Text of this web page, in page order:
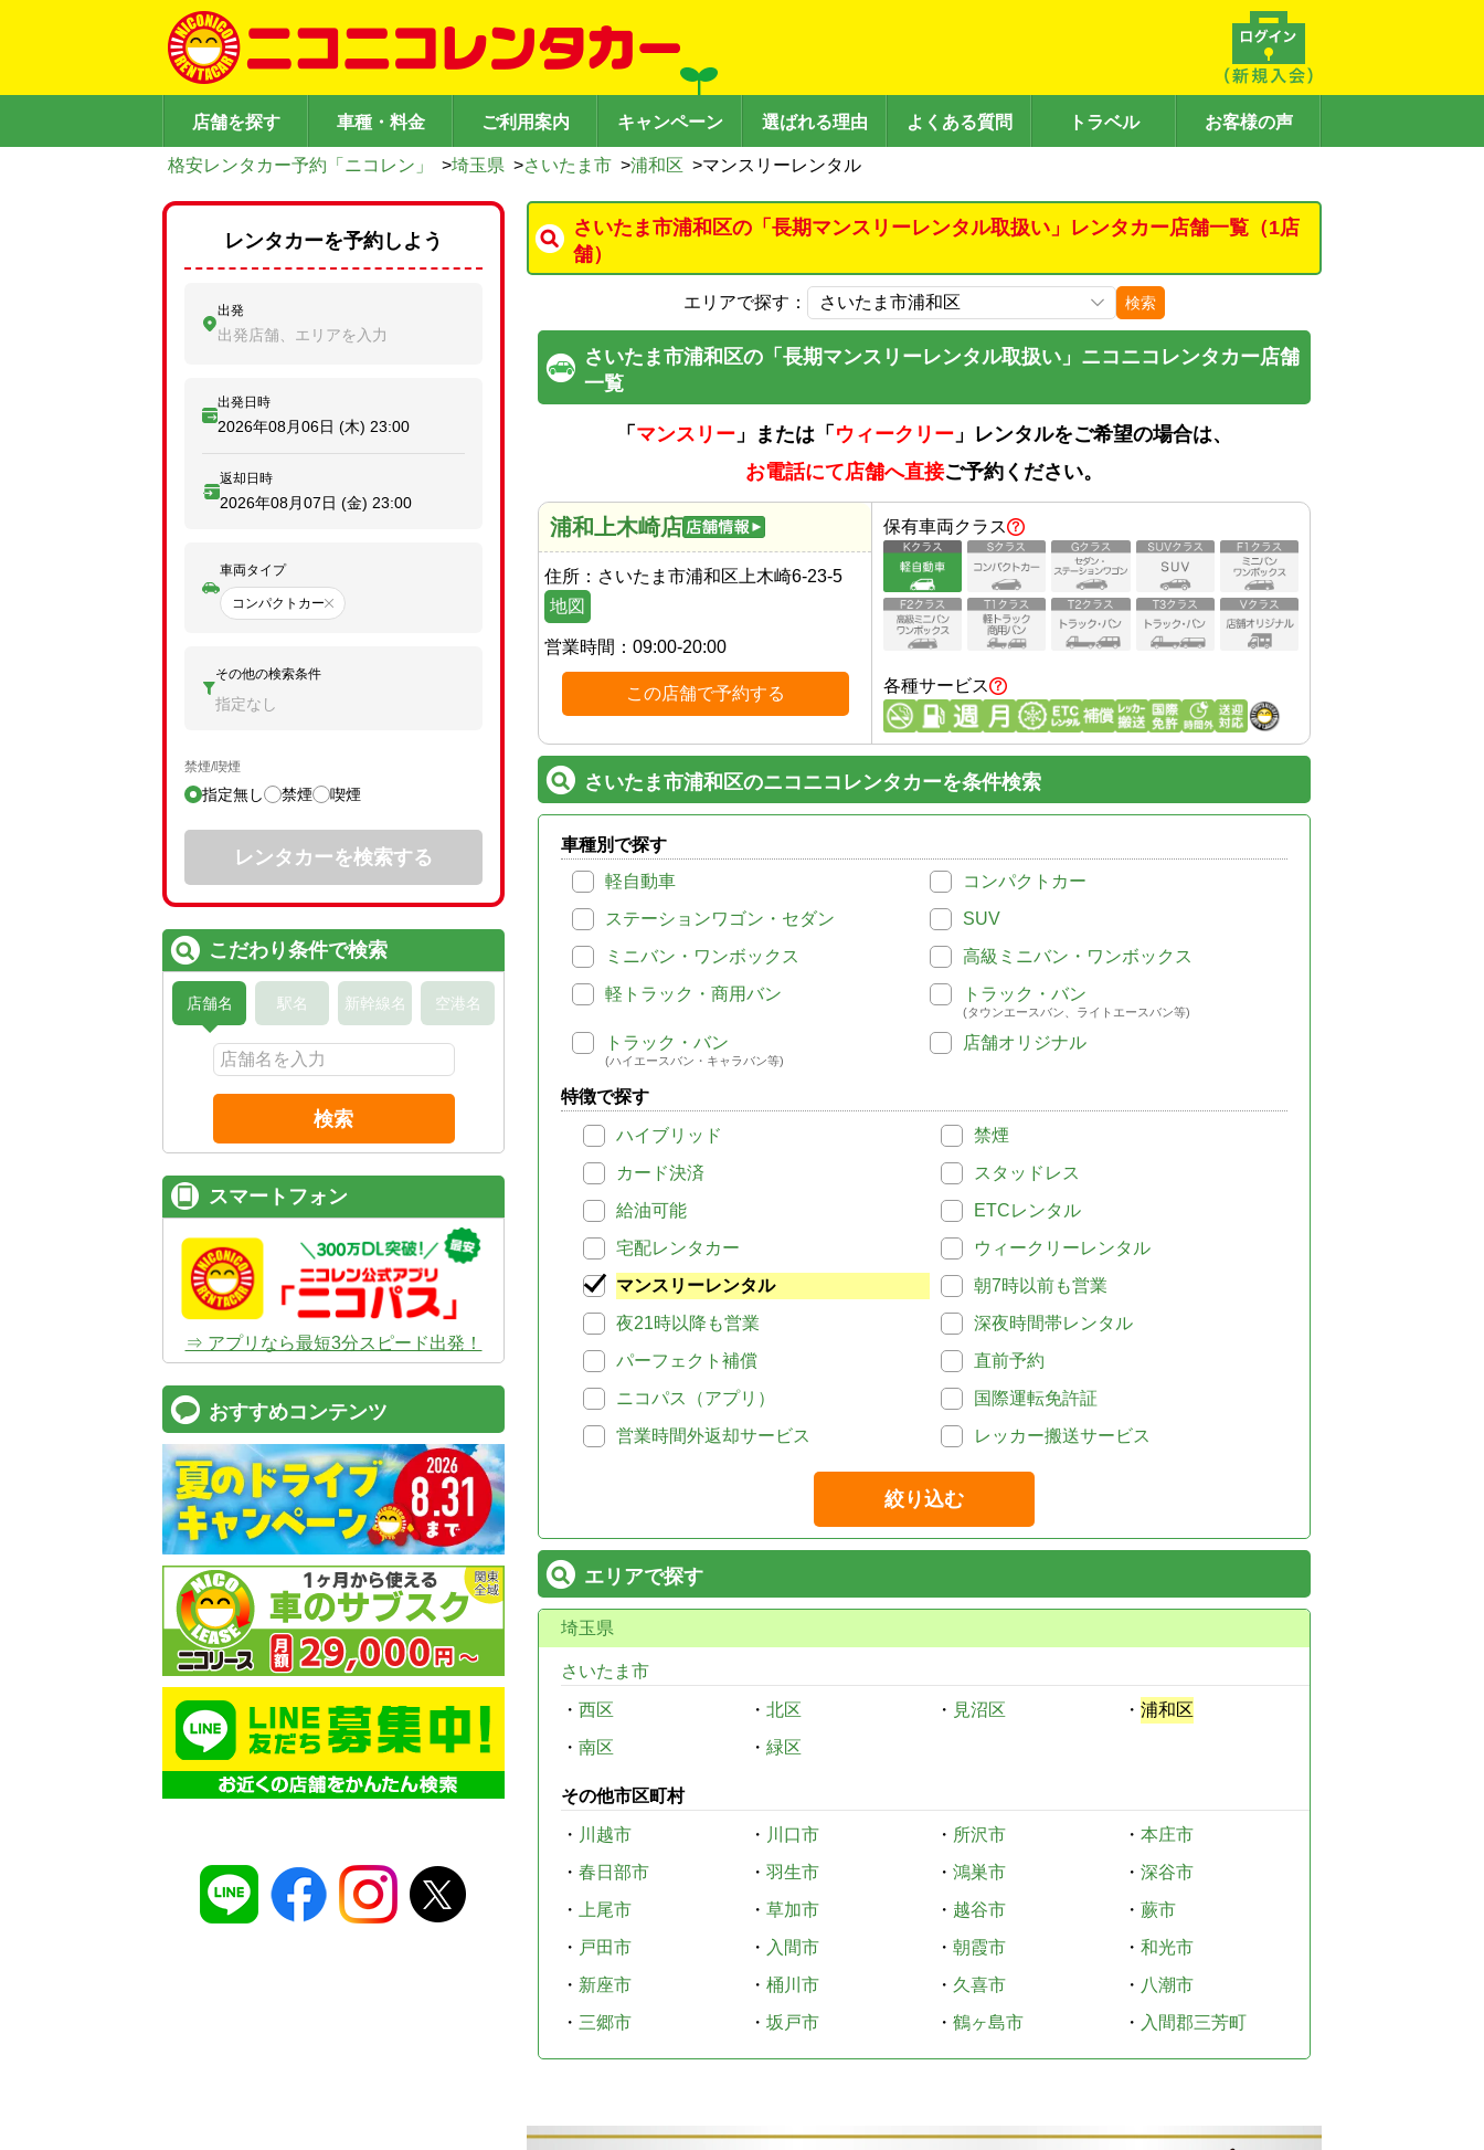
店舗を探す 車種・料金 ご利用案内 キャンペーン 選ばれる理由 よくある質問 トラベル お客様の声
格安レンタカー予約「ニコレン」 >埼玉県 >さいたま市 >浦和区 >マンスリーレンタル
さいたま市浦和区の「長期マンスリーレンタル取扱い」レンタカー店舗一覧（1店
舗）
エリアで探す： 検索
さいたま市浦和区の「長期マンスリーレンタル取扱い」ニコニコレンタカー店舗
一覧
「 マンスリー 」または「 ウィークリー 」レンタルをご希望の場合は、
お電話にて店舗へ直接ご予約ください。
浦和上木崎店
住所： さいたま市浦和区上木崎6-23-5
地図
営業時間： 09:00-20:00
この店舗で予約する
保有車両クラス
各種サービス
さいたま市浦和区のニコニコレンタカーを条件検索
車種別で探す
軽自動車
コンパクトカー
ステーションワゴン・セダン
SUV
ミニバン・ワンボックス
高級ミニバン・ワンボックス
軽トラック・商用バン
トラック・バン
(タウンエースバン、ライトエースバン等)
トラック・バン
(ハイエースバン・キャラバン等)
店舗オリジナル
特徴で探す
ハイブリッド
禁煙
カード決済
スタッドレス
給油可能
ETCレンタル
宅配レンタカー
ウィークリーレンタル
マンスリーレンタル
朝7時以前も営業
夜21時以降も営業
深夜時間帯レンタル
パーフェクト補償
直前予約
ニコパス（アプリ）
国際運転免許証
営業時間外返却サービス
レッカー搬送サービス
絞り込む
エリアで探す
埼玉県
さいたま市
・ 西区 ・ 北区 ・ 見沼区 ・ 浦和区
・ 南区 ・ 緑区
その他市区町村
・ 川越市 ・ 川口市 ・ 所沢市 ・ 本庄市
・ 春日部市 ・ 羽生市 ・ 鴻巣市 ・ 深谷市
・
上尾市 ・ 草加市 ・ 越谷市 ・ 蕨市
・ 戸田市 ・ 入間市 ・ 朝霞市 ・ 和光市
・ 新座市 ・ 桶川市 ・ 久喜市 ・ 八潮市
・ 三郷市 ・ 坂戸市 ・ 鶴ヶ島市 ・ 入間郡三芳町
レンタカーを予約しよう
出発
出発店舗、エリアを入力
出発日時
2026年08月06日 (木) 23:00
返却日時
2026年08月07日 (金) 23:00
車両タイプ
コンパクトカー
その他の検索条件
指定なし
禁煙/喫煙
指定無し 禁煙 喫煙
レンタカーを検索する
こだわり条件で検索
店舗名 駅名 新幹線名 空港名
検索
スマートフォン
⇒ アプリなら最短3分スピード出発！
おすすめコンテンツ